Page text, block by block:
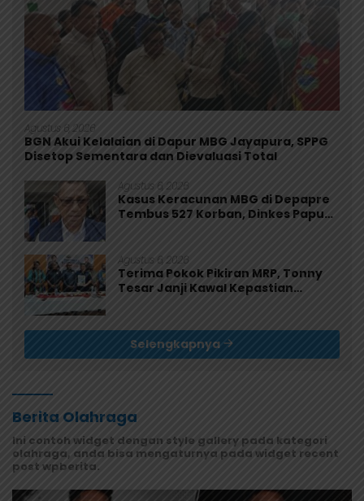
Agustus 6, 2026
BGN Akui Kelalaian di Dapur MBG Jayapura, SPPG
Disetop Sementara dan Dievaluasi Total
Agustus 6, 2026
Kasus Keracunan MBG di Depapre
Tembus 527 Korban, Dinkes Papua
Agustus 6, 2026
Terima Pokok Pikiran MRP, Tonny
Tesar Janji Kawal Kepastian
Selengkapnya
Berita Olahraga
Ini contoh widget dengan style gallery pada kategori
olahraga, anda bisa mengaturnya pada widget recent
post wpberita.